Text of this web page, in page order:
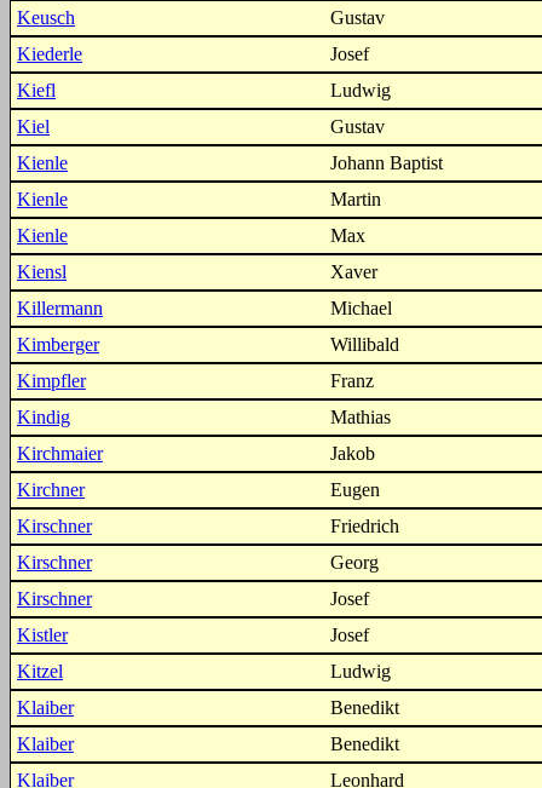
Keusch
Gustav
Kiederle
Josef
Kiefl
Ludwig
Kiel
Gustav
Kienle
Johann Baptist
Kienle
Martin
Kienle
Max
Kiensl
Xaver
Killermann
Michael
Kimberger
Willibald
Kimpfler
Franz
Kindig
Mathias
Kirchmaier
Jakob
Kirchner
Eugen
Kirschner
Friedrich
Kirschner
Georg
Kirschner
Josef
Kistler
Josef
Kitzel
Ludwig
Klaiber
Benedikt
Klaiber
Benedikt
Klaiber
Leonhard